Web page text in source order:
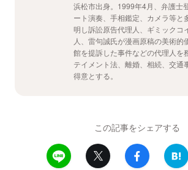
浜松市出身。1999年4月、弁護士
ート演奏、手相鑑定、カメラ等と
明し訴訟原告代理人、ギミックコ
人、雷句誠氏が漫画原稿の美術的
館を提訴した事件などの代理人を
テイメント法、離婚、相続、交通
得意とする。
この記事をシェアする